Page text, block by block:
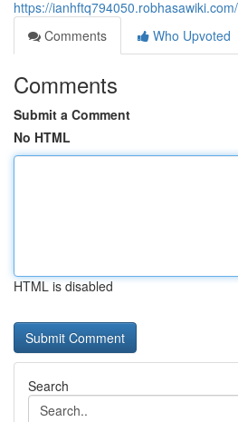
https://
Comments
Who Upvoted
Comments
Submit a Comment
No HTML
HTML is disabled
Search